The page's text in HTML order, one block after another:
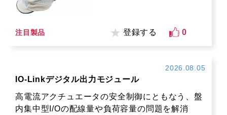
注目製品 登録する 0
2026.08.05
IO-Linkデジタル出力モジュール
高電流アクチュエータの安全制御にともなう、盤
内集中型I/Oの配線量や負荷容量の問題を解消